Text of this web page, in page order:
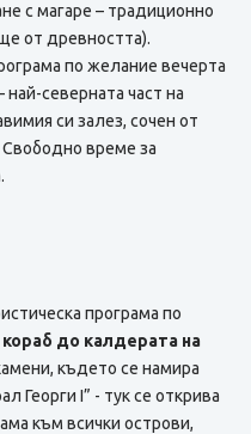
с магаре – традиционно
от древността).
по желание вечерта
най-северната част на
си залез, сочен от
Свободно време за
програма по
кораб до калдерата на
където се намира
Георги I” - тук се открива
към всички острови,